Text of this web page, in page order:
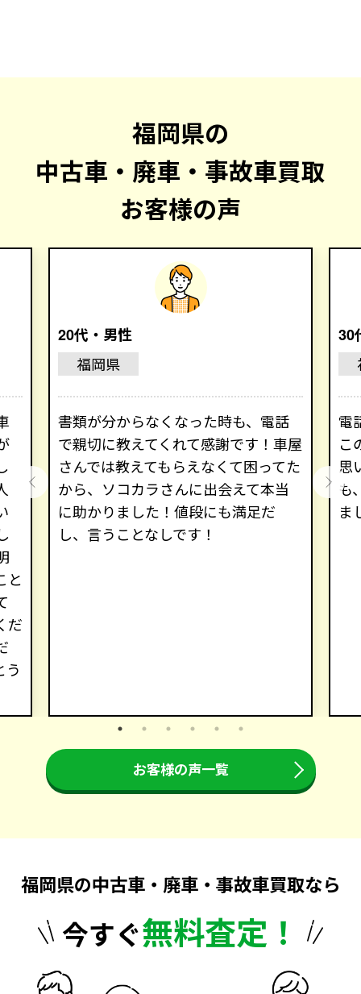
福岡県の
中古車・廃車・事故車買取
お客様の声
と
だ
う
20代・男性
福岡県
書類が分からなくなった時も、電話
で親切に教えてくれて感謝です！車屋
さんでは教えてもらえなくて困ってた
から、ソコカラさんに出会えて本当
に助かりました！値段にも満足だ
し、言うことなしです！
30
電
こ
思
も
ま
お客様の声一覧
福岡県の中古車・廃車・事故車買取なら
今すぐ無料査定！